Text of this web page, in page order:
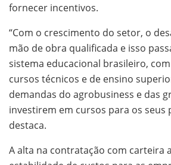
fornecer incentivos.
“Com o crescimento do setor, o
mão de obra qualificada e isso
sistema educacional brasileiro,
cursos técnicos e de ensino
demandas do agrobusiness e das
investirem em cursos para os seus
destaca.
A alta na contratação com carteira